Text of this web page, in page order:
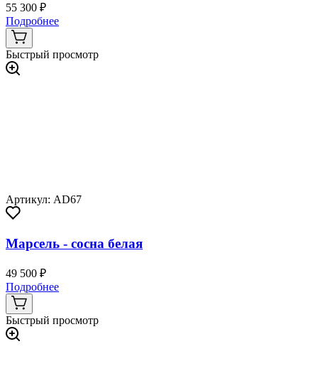
55 300 ₽
Подробнее
Быстрый просмотр
Артикул: AD67
Марсель - сосна белая
49 500 ₽
Подробнее
Быстрый просмотр